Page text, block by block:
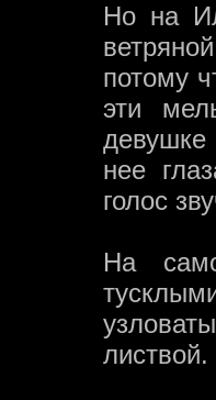
Но на
потому
эти
нее
голос
На
листвой.